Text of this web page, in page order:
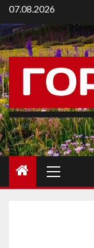
07.08.2026